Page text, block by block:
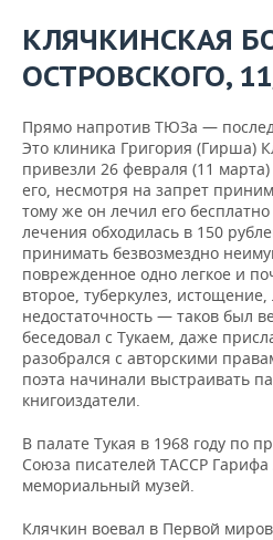
КЛЯЧКИНСКАЯ
ОСТРОВСКОГО,
Прямо напротив ТЮЗа —
Это клиника Григория (Гирша)
привезли 26 февраля (11
его, несмотря на запрет
тому же он лечил его
лечения обходилась в 150
принимать безвозмездно
поврежденное одно легкое и
второе, туберкулез,
недостаточность — таков был
беседовал с Тукаем, даже
разобрался с авторскими
поэта начинали выстраивать
книгоиздатели.
В палате Тукая в 1968 году по
Союза писателей ТАССР Гарифа
мемориальный музей.
Клячкин воевал в Первой